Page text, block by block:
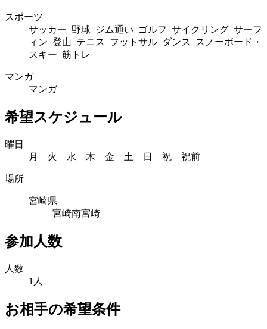
スポーツ
サッカー 野球 ジム通い ゴルフ サイクリング サーフ
ィン 登山 テニス フットサル ダンス スノーボード・
スキー 筋トレ
マンガ
マンガ
希望スケジュール
曜日
月 火 水 木 金 土 日 祝 祝前
場所
宮崎県
宮崎南宮崎
参加人数
人数
1人
お相手の希望条件